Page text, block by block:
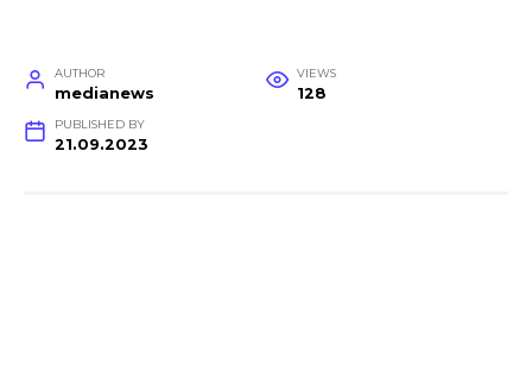
AUTHOR
medianews
VIEWS
128
PUBLISHED BY
21.09.2023